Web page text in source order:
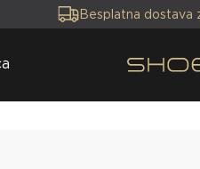
Besplatna dostava